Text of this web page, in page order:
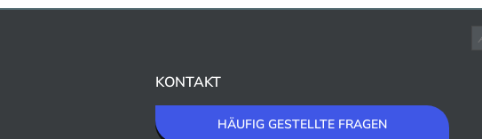
KONTAKT
HÄUFIG GESTELLTE FRAGEN